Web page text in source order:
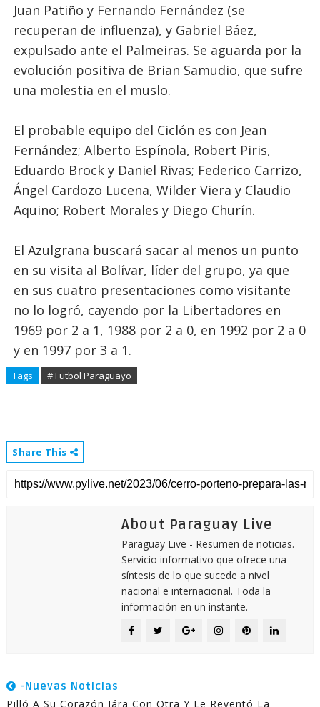
Juan Patiño y Fernando Fernández (se
recuperan de influenza), y Gabriel Báez,
expulsado ante el Palmeiras. Se aguarda por la
evolución positiva de Brian Samudio, que sufre
una molestia en el muslo.
El probable equipo del Ciclón es con Jean
Fernández; Alberto Espínola, Robert Piris,
Eduardo Brock y Daniel Rivas; Federico Carrizo,
Ángel Cardozo Lucena, Wilder Viera y Claudio
Aquino; Robert Morales y Diego Churín.
El Azulgrana buscará sacar al menos un punto
en su visita al Bolívar, líder del grupo, ya que
en sus cuatro presentaciones como visitante
no lo logró, cayendo por la Libertadores en
1969 por 2 a 1, 1988 por 2 a 0, en 1992 por 2 a 0
y en 1997 por 3 a 1.
Tags # Futbol Paraguayo
Share This
About Paraguay Live
Paraguay Live - Resumen de noticias.
Servicio informativo que ofrece una
síntesis de lo que sucede a nivel
nacional e internacional. Toda la
información en un instante.
-Nuevas Noticias
Pilló A Su Corazón Jára Con Otra Y Le Reventó La